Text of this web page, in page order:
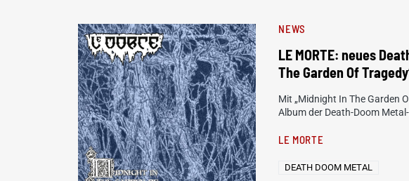
NEWS
LE MORTE: neues
The Garden Of
Mit „Midnight In The Garden
Album der Death-Doom
LE MORTE
DEATH DOOM METAL